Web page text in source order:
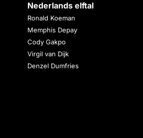
Nederlands elftal
Ronald Koeman
Memphis Depay
Cody Gakpo
Virgil van Dijk
Denzel Dumfries